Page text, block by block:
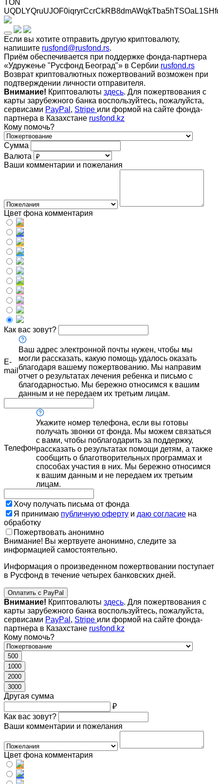
TON
Если вы хотите отправить другую криптовалюту,
напишите rusfond@rusfond.rs.
Приём обеспечивается при поддержке фонда-партнера
«Удружење "Русфонд Београд"» в Сербии rusfond.rs
Возврат криптовалютных пожертвований возможен при
подтверждении личности отправителя.
Внимание! Криптовалюты здесь. Для пожертвования с
карты зарубежного банка воспользуйтесь, пожалуйста,
сервисами PayPal , Stripe или формой на сайте фонда-
партнера в Казахстане rusfond.kz
Кому помочь?
Сумма
Валюта
Ваши комментарии и пожелания
Цвет фона комментария
Как вас зовут?
E-
mail
Ваш адрес электронной почты нужен, чтобы мы
могли рассказать, какую помощь удалось оказать
благодаря вашему пожертвованию. Мы направим
отчет о результатах лечения ребенка и письмо с
благодарностью. Мы бережно относимся к вашим
данным и не передаем их третьим лицам.
Телефон
Укажите номер телефона, если вы готовы
получать звонки от фонда. Мы можем связаться
с вами, чтобы поблагодарить за поддержку,
рассказать о результатах помощи детям, а также
сообщить о благотворительных программах и
способах участия в них. Мы бережно относимся
к вашим данным и не передаем их третьим
лицам.
Хочу получать письма от фонда
Я принимаю публичную оферту и даю согласие на
обработку
Пожертвовать анонимно
Внимание! Вы жертвуете анонимно, следите за
информацией самостоятельно.
Информация о произведенном пожертвовании поступает
в Русфонд в течение четырех банковских дней.
Оплатить с PayPal
Внимание! Криптовалюты здесь. Для пожертвования с
карты зарубежного банка воспользуйтесь, пожалуйста,
сервисами PayPal , Stripe или формой на сайте фонда-
партнера в Казахстане rusfond.kz
Кому помочь?
500
1000
2000
3000
Другая сумма
₽
Как вас зовут?
Ваши комментарии и пожелания
Цвет фона комментария